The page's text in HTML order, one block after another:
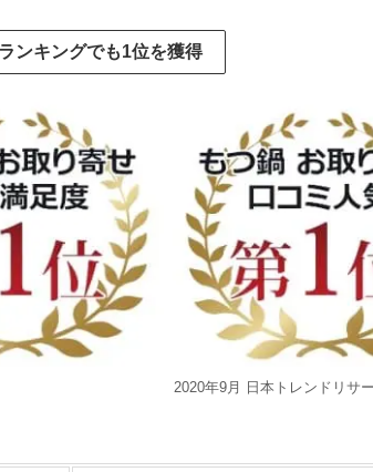
ンキングでも1位を獲得
2020年9月 日本トレンドリサ